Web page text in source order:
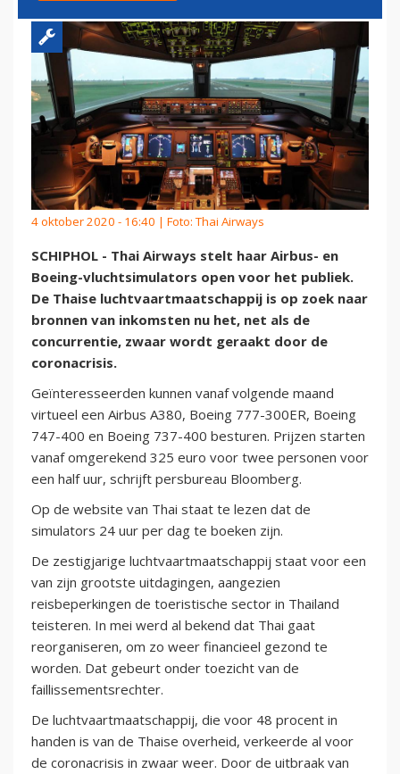
4 oktober 2020 - 16:40 | Foto: Thai Airways
SCHIPHOL - Thai Airways stelt haar Airbus- en
Boeing-vluchtsimulators open voor het publiek.
De Thaise luchtvaartmaatschappij is op zoek naar
bronnen van inkomsten nu het, net als de
concurrentie, zwaar wordt geraakt door de
coronacrisis.
Geïnteresseerden kunnen vanaf volgende maand
virtueel een Airbus A380, Boeing 777-300ER, Boeing
747-400 en Boeing 737-400 besturen. Prijzen starten
vanaf omgerekend 325 euro voor twee personen voor
een half uur, schrijft persbureau Bloomberg.
Op de website van Thai staat te lezen dat de
simulators 24 uur per dag te boeken zijn.
De zestigjarige luchtvaartmaatschappij staat voor een
van zijn grootste uitdagingen, aangezien
reisbeperkingen de toeristische sector in Thailand
teisteren. In mei werd al bekend dat Thai gaat
reorganiseren, om zo weer financieel gezond te
worden. Dat gebeurt onder toezicht van de
faillissementsrechter.
De luchtvaartmaatschappij, die voor 48 procent in
handen is van de Thaise overheid, verkeerde al voor
de coronacrisis in zwaar weer. Door de uitbraak van